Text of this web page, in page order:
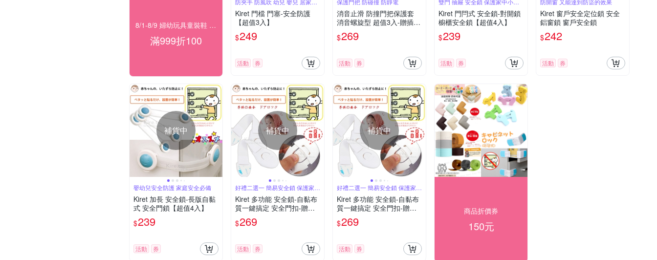
8/1-8/9 婦幼玩具童裝鞋 指定品滿999折100
滿999折100
防夾手 防風吹 幼兒 嬰兒 居家安
全用品
Kiret 門檔 門塞-安全防護
【超值3入】
$249
活動 券
保護門把 防碰撞 防靜電
消音止滑 防撞門把保護套
消音螺旋型 超值3入-贈插座
保護蓋kiret
$269
活動 券
雙門 抽屜 安全鎖 保護家中小寶
貝
Kiret 門閂式 安全鎖-對開鎖
櫥櫃安全鎖【超值4入】
$239
活動 券
防開窗 又能達到防盜的效果
Kiret 窗戶安全定位鎖 安全
鋁窗鎖 窗戶安全鎖
$242
活動 券
補貨中
嬰幼兒安全防護 家庭安全必備
Kiret 加長 安全鎖-長版自黏
式 安全門鎖【超值4入】
$239
活動 券
補貨中
好禮二選一 簡易安全鎖 保護家中
小寶貝
Kiret 多功能 安全鎖-自黏布
質一鍵搞定 安全門扣-贈卡
通門擋【超值5入】
$269
活動 券
補貨中
好禮二選一 簡易安全鎖 保護家中
小寶貝
Kiret 多功能 安全鎖-自黏布
質一鍵搞定 安全門扣-贈簡
易門塞【超值5入】
$269
活動 券
商品折價券
150元